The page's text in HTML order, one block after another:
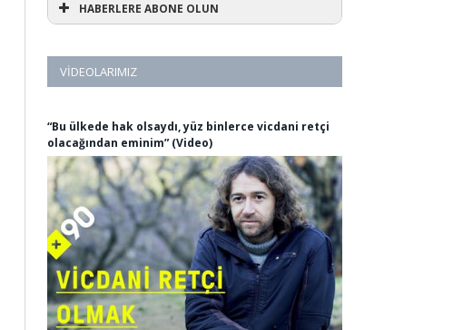
HABERLERE ABONE OLUN
VIDEOLARIMIZ
“Bu ülkede hak olsaydı, yüz binlerce vicdani retçi
olacağından eminim” (Video)